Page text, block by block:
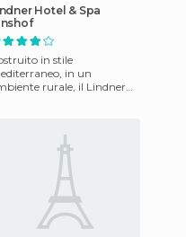
Hotel & Spa
in stile
in un
rurale, il Lindner